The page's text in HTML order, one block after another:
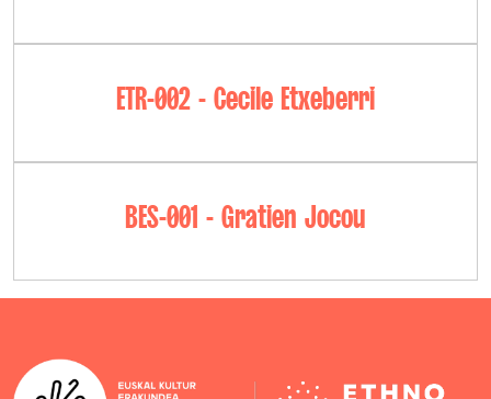
ETR-002 - Cecile Etxeberri
BES-001 - Gratien Jocou